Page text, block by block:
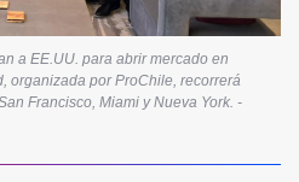
a EE.UU. para abrir mercado en
organizada por ProChile, recorrerá
Francisco, Miami y Nueva York. -